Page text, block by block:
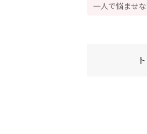
一人で悩ませ